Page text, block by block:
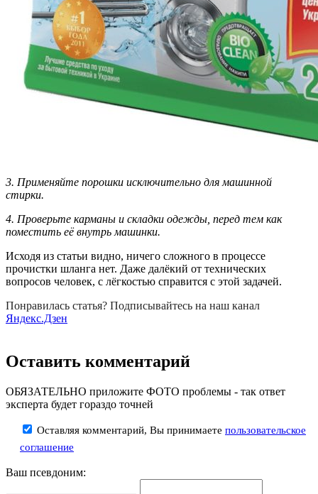
3. Применяйте порошки исключительно для машинной
стирки.
4. Проверьте карманы и складки одежды, перед тем как
поместить её внутрь машинки.
Исходя из статьи видно, ничего сложного в процессе
прочистки шланга нет. Даже далёкий от технических
вопросов человек, с лёгкостью справится с этой задачей.
Понравилась статья? Подписывайтесь на наш канал
Яндекс.Дзен
Оставить комментарий
ОБЯЗАТЕЛЬНО приложите ФОТО проблемы - так ответ
эксперта будет гораздо точней
Оставляя комментарий, Вы принимаете пользовательское
соглашение
Ваш псевдоним: